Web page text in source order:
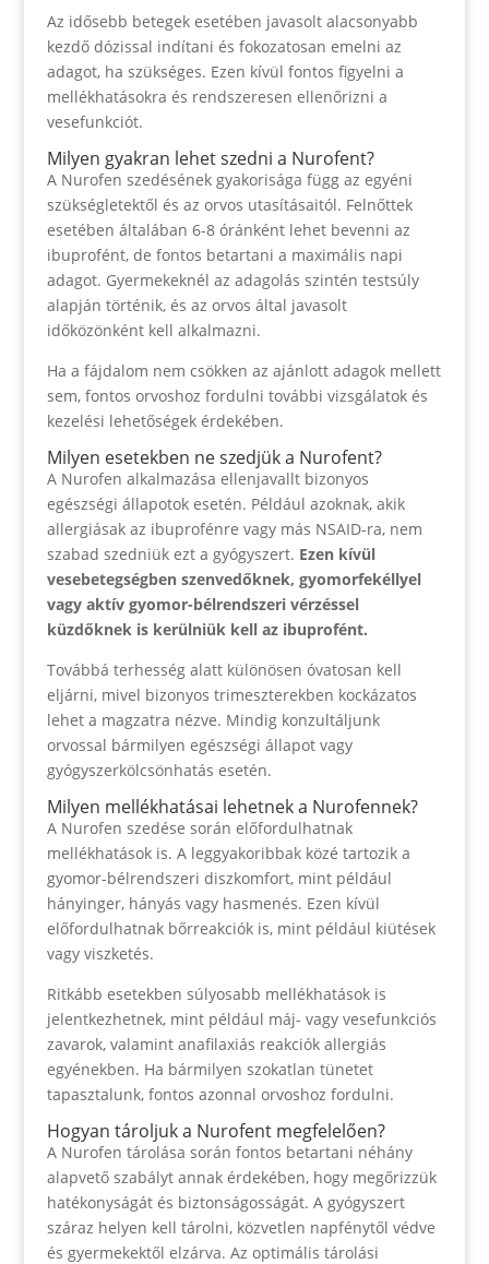
Az idősebb betegek esetében javasolt alacsonyabb
kezdő dózissal indítani és fokozatosan emelni az
adagot, ha szükséges. Ezen kívül fontos figyelni a
mellékhatásokra és rendszeresen ellenőrizni a
vesefunkciót.
Milyen gyakran lehet szedni a Nurofent?
A Nurofen szedésének gyakorisága függ az egyéni
szükségletektől és az orvos utasításaitól. Felnőttek
esetében általában 6-8 óránként lehet bevenni az
ibuprofént, de fontos betartani a maximális napi
adagot. Gyermekeknél az adagolás szintén testsúly
alapján történik, és az orvos által javasolt
időközönként kell alkalmazni.
Ha a fájdalom nem csökken az ajánlott adagok mellett
sem, fontos orvoshoz fordulni további vizsgálatok és
kezelési lehetőségek érdekében.
Milyen esetekben ne szedjük a Nurofent?
A Nurofen alkalmazása ellenjavallt bizonyos
egészségi állapotok esetén. Például azoknak, akik
allergiásak az ibuprofénre vagy más NSAID-ra, nem
szabad szedniük ezt a gyógyszert. Ezen kívül
vesebetegségben szenvedőknek, gyomorfekéllyel
vagy aktív gyomor-bélrendszeri vérzéssel
küzdőknek is kerülniük kell az ibuprofént.
Továbbá terhesség alatt különösen óvatosan kell
eljárni, mivel bizonyos trimeszterekben kockázatos
lehet a magzatra nézve. Mindig konzultáljunk
orvossal bármilyen egészségi állapot vagy
gyógyszerkölcsönhatás esetén.
Milyen mellékhatásai lehetnek a Nurofennek?
A Nurofen szedése során előfordulhatnak
mellékhatások is. A leggyakoribbak közé tartozik a
gyomor-bélrendszeri diszkomfort, mint például
hányinger, hányás vagy hasmenés. Ezen kívül
előfordulhatnak bőrreakciók is, mint például kiütések
vagy viszketés.
Ritkább esetekben súlyosabb mellékhatások is
jelentkezhetnek, mint például máj- vagy vesefunkciós
zavarok, valamint anafilaxiás reakciók allergiás
egyénekben. Ha bármilyen szokatlan tünetet
tapasztalunk, fontos azonnal orvoshoz fordulni.
Hogyan tároljuk a Nurofent megfelelően?
A Nurofen tárolása során fontos betartani néhány
alapvető szabályt annak érdekében, hogy megőrizzük
hatékonyságát és biztonságosságát. A gyógyszert
száraz helyen kell tárolni, közvetlen napfénytől védve
és gyermekektől elzárva. Az optimális tárolási